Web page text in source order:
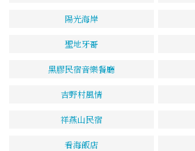
陽光海岸
聖地牙哥
黑膠民宿音樂餐廳
吉野村風情
祥燕山民宿
看海飯店